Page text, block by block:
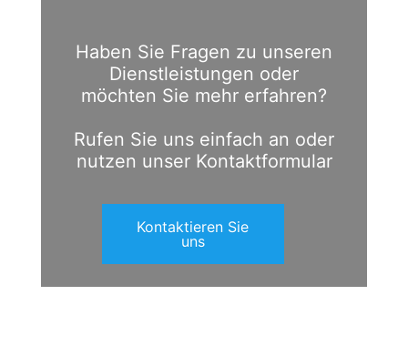
Haben Sie Fragen zu unseren
Dienstleistungen oder
möchten Sie mehr erfahren?
Rufen Sie uns einfach an oder
nutzen unser Kontaktformular
Kontaktieren Sie
uns